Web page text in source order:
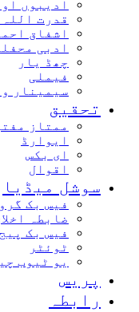
ادیبوں
قدرت
اشفاق
ادبی
چھڈ یار
فیملی
سیمینار
تحقیق
ممتاز
ایوارڈ
ای بکس
اقوال
سوشل میڈیا
فیس بک
ضابطہ
فیس بک پیج
ٹوئٹر
یو ٹیوب
پریس
رابطہ